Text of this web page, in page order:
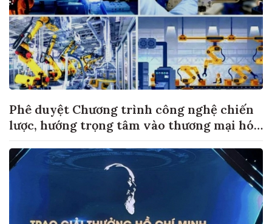
Phê duyệt Chương trình công nghệ chiến
lược, hướng trọng tâm vào thương mại hóa